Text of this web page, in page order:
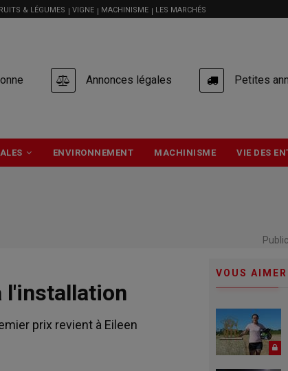
& LÉGUMES VIGNE MACHINISME LES MARCHÉS
Annonces légales Petites
ENVIRONNEMENT MACHINISME VIE DES
l'installation
prix revient à Eileen
VOUS